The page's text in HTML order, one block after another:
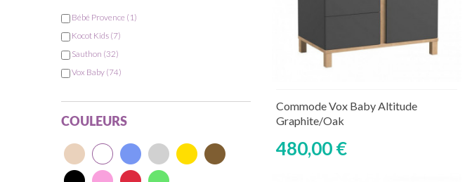
Bébé Provence (1)
Kocot Kids (7)
Sauthon (32)
Vox Baby (74)
COULEURS
Commode Vox Baby Altitude
Graphite/Oak
480,00 €